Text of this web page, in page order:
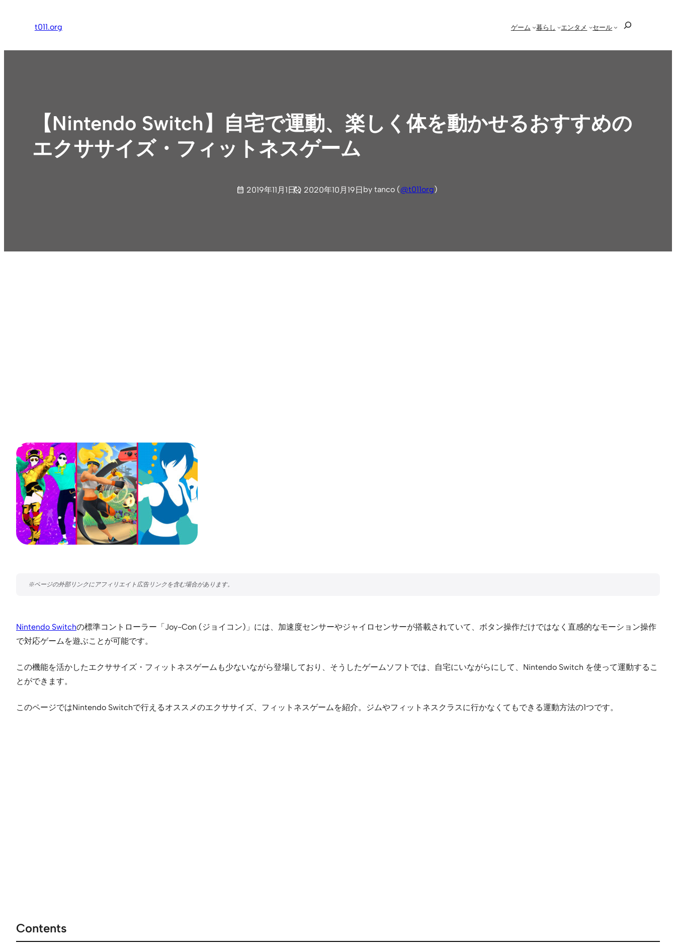
ス
t011.org ゲーム 暮らし エンタメ セール
【Nintendo Switch】自宅で運動、楽しく体を動かせるおすすめの
エクササイズ・フィットネスゲーム
2019年11月1日 2020年10月19日 by tanco (@t011org)
Nintendo Switchの標準コントローラー「Joy-Con (ジョイコン)」には、加速度センサーやジャイロセンサーが搭載されていて、ボタン操作だけではなく直感的なモーション操作
で対応ゲームを遊ぶことが可能です。
この機能を活かしたエクササイズ・フィットネスゲームも少ないながら登場しており、そうしたゲームソフトでは、自宅にいながらにして、Nintendo Switch を使って運動するこ
とができます。
このページではNintendo Switchで行えるオススメのエクササイズ、フィットネスゲームを紹介。ジムやフィットネスクラスに行かなくてもできる運動方法の1つです。
Contents